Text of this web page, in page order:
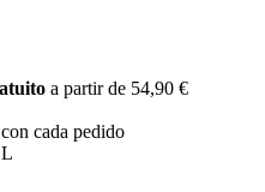
a partir de 54,90 €
con cada pedido